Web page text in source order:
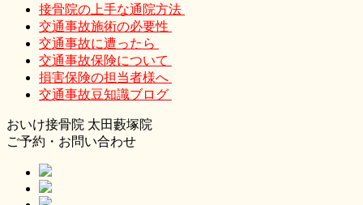
接骨院の上手な通院方法
交通事故施術の必要性
交通事故に遭ったら
交通事故保険について
損害保険の担当者様へ
交通事故豆知識ブログ
おいけ接骨院 太田藪塚院
ご予約・お問い合わせ